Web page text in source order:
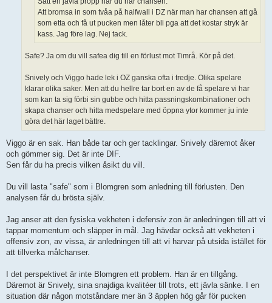
Att bromsa in som tvåa på halfwall i DZ när man har chansen att gå
som etta och få ut pucken men låter bli pga att det kostar stryk är
kass. Jag före lag. Nej tack.
Safe? Ja om du vill safea dig till en förlust mot Timrå. Kör på det.
Snively och Viggo hade lek i OZ ganska ofta i tredje. Olika spelare
klarar olika saker. Men att du hellre tar bort en av de få spelare vi har
som kan ta sig förbi sin gubbe och hitta passningskombinationer och
skapa chanser och hitta medspelare med öppna ytor kommer ju inte
göra det här laget bättre.
Viggo är en sak. Han både tar och ger tacklingar. Snively däremot åker
och gömmer sig. Det är inte DIF.
Sen får du ha precis vilken åsikt du vill.
Du vill lasta "safe" som i Blomgren som anledning till förlusten. Den
analysen får du brösta själv.
Jag anser att den fysiska vekheten i defensiv zon är anledningen till att vi
tappar momentum och släpper in mål. Jag hävdar också att vekheten i
offensiv zon, av vissa, är anledningen till att vi harvar på utsida istället för
att tillverka målchanser.
I det perspektivet är inte Blomgren ett problem. Han är en tillgång.
Däremot är Snively, sina snajdiga kvalitéer till trots, ett jävla sänke. I en
situation där någon motståndare mer än 3 äpplen hög går för pucken